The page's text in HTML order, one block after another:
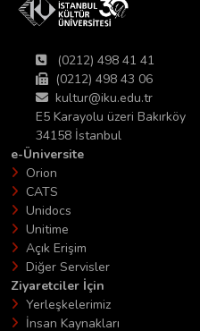
(0212) 498 41 41
(0212) 498 43 06
kultur@iku.edu.tr
E5 Karayolu üzeri Bakırköy
34158 İstanbul
e-Üniversite
Orion
CATS
Unidocs
Unitime
Açık Erişim
Diğer Servisler
Ziyaretciler İçin
Yerleşkelerimiz
İnsan Kaynakları